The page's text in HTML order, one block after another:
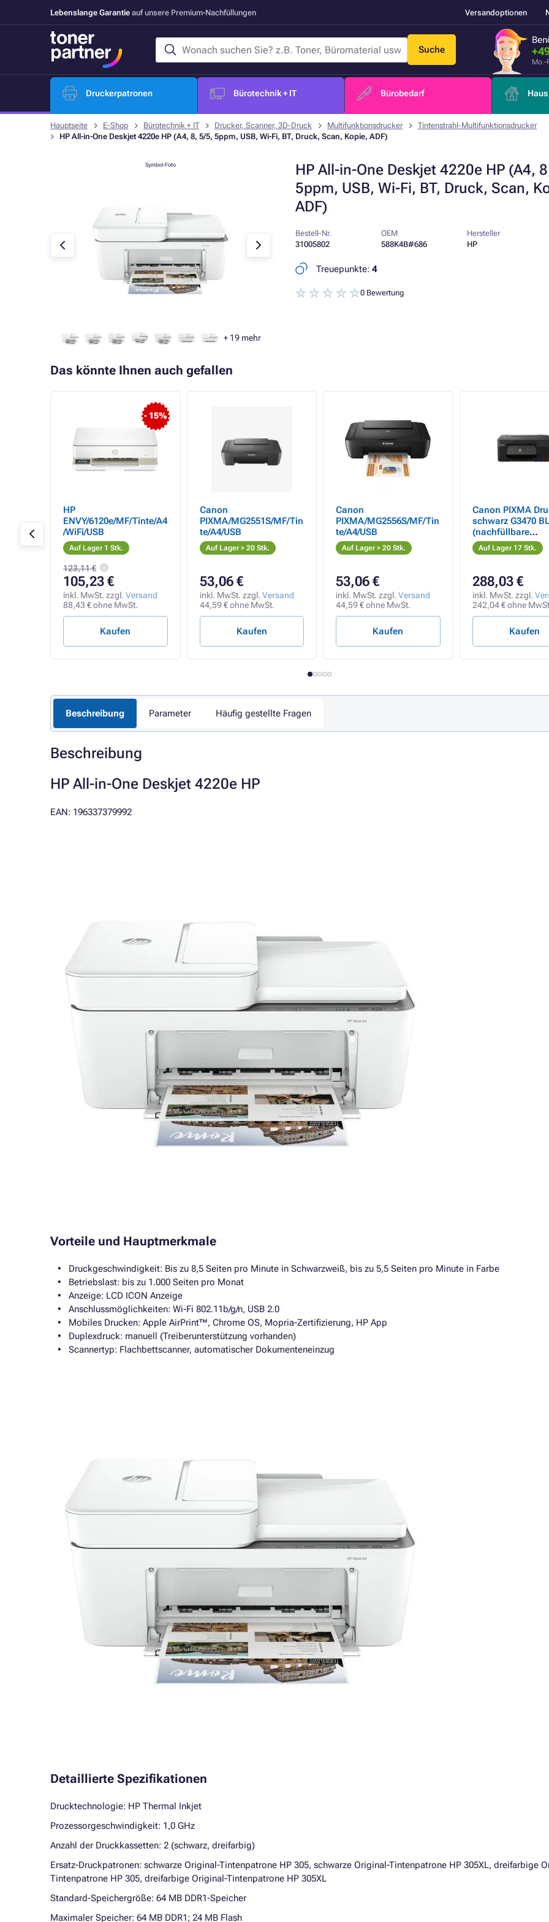
Lebenslange Garantie auf unsere Premium-Nachfüllungen Versandoptionen
Suche
Mo.-
Druckerpatronen Bürotechnik + IT Bürobedarf
Hauptseite E-Shop Bürotechnik + IT Drucker, Scanner, 3D-Druck Multifunktionsdrucker
Tintenstrahl-Multifunktionsdrucker
HP All-in-One Deskjet 4220e HP (A4, 8, 5/5, 5ppm, USB, Wi-Fi, BT, Druck, Scan, Kopie, ADF)
HP All-in-One Deskjet 4220e HP (A4,
5ppm, USB, Wi-Fi, BT, Druck, Scan,
ADF)
Symbol-Foto
+ 19mehr
Bestell-Nr.
31005802
OEM
588K4B#686
Hersteller
HP
Treuepunkte: 4
0 Bewertung
Das könnte Ihnen auch gefallen
Wi-
- 15%
HP
ENVY/6120e/MF/Tinte/A4
/WiFi/USB
Auf Lager 1 Stk.
123,11 €
105,23 €
inkl. MwSt. zzgl. Versand
88,43 € ohne MwSt.
Kaufen
Canon
PIXMA/MG2551S/MF/Tin
te/A4/USB
Auf Lager > 20 Stk.
53,06 €
inkl. MwSt. zzgl. Versand
44,59 € ohne MwSt.
Kaufen
Canon
PIXMA/MG2556S/MF/Tin
te/A4/USB
Auf Lager > 20 Stk.
53,06 €
inkl. MwSt. zzgl. Versand
44,59 € ohne MwSt.
Kaufen
Canon PIXMA
schwarz G3470
(nachfüllbare
Tintenpatronen) -
(Drucken,
A4/11min.
Auf Lager 17 Stk.
288,03 €
inkl. MwSt. zzgl.
242,04 € ohne
Kaufen
Beschreibung Parameter Häufig gestellte Fragen
Beschreibung
HP All-in-One Deskjet 4220e HP
EAN: 196337379992
Vorteile und Hauptmerkmale
Druckgeschwindigkeit: Bis zu 8,5 Seiten pro Minute in Schwarzweiß, bis zu 5,5 Seiten pro Minute in Farbe
Betriebslast: bis zu 1.000 Seiten pro Monat
Anzeige: LCD ICON Anzeige
Anschlussmöglichkeiten: Wi-Fi 802.11b/g/n, USB 2.0
Mobiles Drucken: Apple AirPrint™, Chrome OS, Mopria-Zertifizierung, HP App
Duplexdruck: manuell (Treiberunterstützung vorhanden)
Scannertyp: Flachbettscanner, automatischer Dokumenteneinzug
Detaillierte Spezifikationen
Drucktechnologie: HP Thermal Inkjet
Prozessorgeschwindigkeit: 1,0 GHz
Anzahl der Druckkassetten: 2 (schwarz, dreifarbig)
Ersatz-Druckpatronen: schwarze Original-Tintenpatrone HP 305, schwarze Original-Tintenpatrone HP 305XL, dreifarbige
Tintenpatrone HP 305, dreifarbige Original-Tintenpatrone HP 305XL
Standard-Speichergröße: 64 MB DDR1-Speicher
Maximaler Speicher: 64 MB DDR1; 24 MB Flash